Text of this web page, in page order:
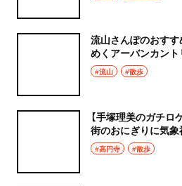
流山さんぽのおす
めくアーバンカント
#流山 #散歩
【手塚理美のガチロ
街のおにぎりに気象
タ」へ！
#高円寺 #散歩